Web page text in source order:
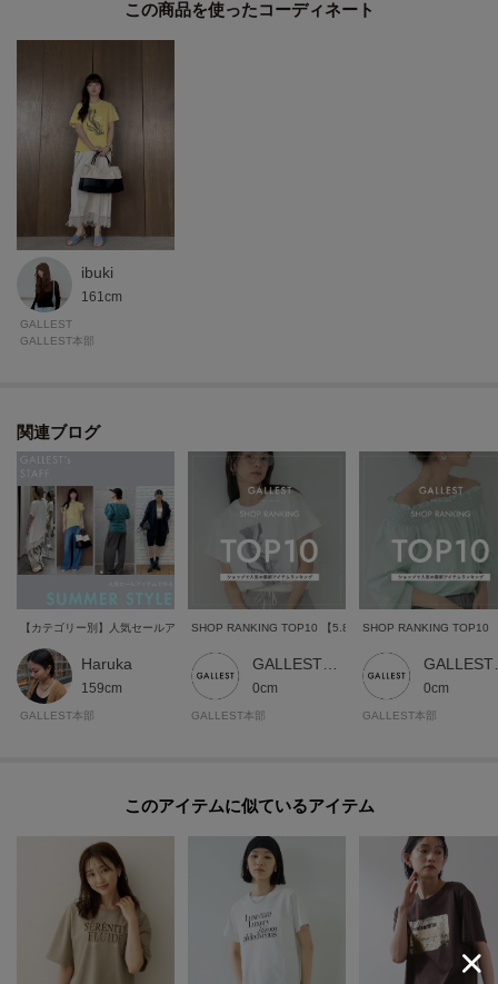
モデル身長：174cm 着用サイズ：38（M）
＊＊＊＊＊＊＊＊＊＊＊＊＊＊＊＊＊＊＊＊＊＊＊＊＊＊＊＊＊
気になるアイテムは【お気に入り登録】がおすすめ！
気になるアイテムのページにある「ハートマーク」をクリックして簡単に追
加できます。
登録すると、再入荷通知やお値下げ情報をメルマガにてお知らせします。
マイページにてお気に入り一覧もチェックできます。
※照明の関係により、実際よりも色味が違って見える場合があります。ま
た、パソコン・スマートフォンなどの環境により、若干製品と画像のカラー
が異なる場合もございます。
この商品を使った
ibuki
161cm
GALLEST
GALLEST本部
関連ブログ
【カテゴリー別】人気セールアイテムで作る、夏の旬顔コーデ
Haruka
159cm
GALLEST本部
SHOP RANKING TOP10 【5.8 FRI - 5.14 THU】
0cm
GALLEST本部
0cm
GALLEST本部
このアイテムに似ているアイテム